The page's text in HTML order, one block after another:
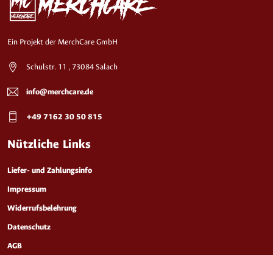
Ein Projekt der MerchCare GmbH
Schulstr. 11 , 73084 Salach
info@merchcare.de
+49 7162 30 50 815
Nützliche Links
Liefer- und Zahlungsinfo
Impressum
Widerrufsbelehrung
Datenschutz
AGB